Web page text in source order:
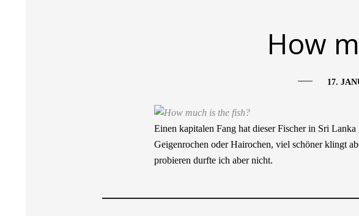
How
17.
Einen kapitalen Fang hat dieser Fischer in Sri
Geigenrochen oder Hairochen, viel schöner klingt
probieren durfte ich aber nicht.